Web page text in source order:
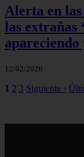
Alerta en las
las extrañas
12/02/2026
1 2 3 Siguiente ›